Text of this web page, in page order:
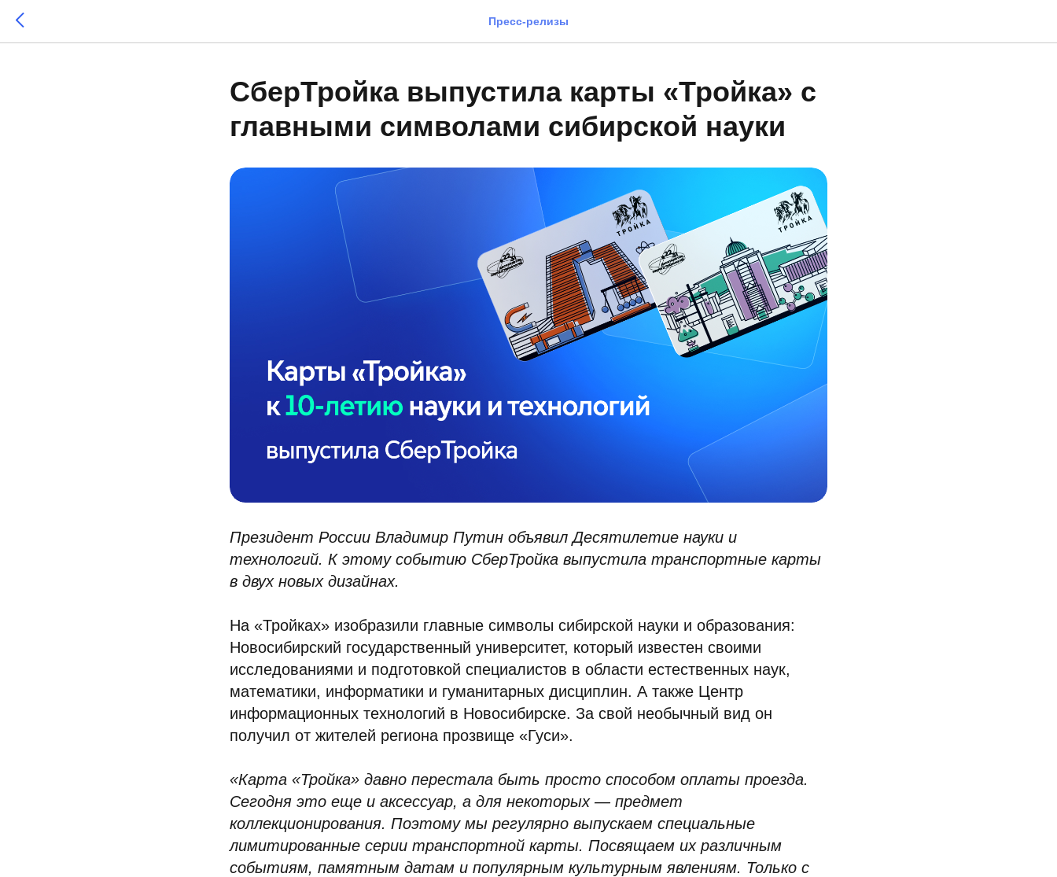
Пресс-релизы
СберТройка выпустила карты «Тройка» с
главными символами сибирской науки
Президент России Владимир Путин объявил Десятилетие науки и
технологий. К этому событию СберТройка выпустила транспортные карты
в двух новых дизайнах.
На «Тройках» изобразили главные символы сибирской науки и образования:
Новосибирский государственный университет, который известен своими
исследованиями и подготовкой специалистов в области естественных наук,
математики, информатики и гуманитарных дисциплин. А также Центр
информационных технологий в Новосибирске. За свой необычный вид он
получил от жителей региона прозвище «Гуси».
«Карта «Тройка» давно перестала быть просто способом оплаты проезда.
Сегодня это еще и аксессуар, а для некоторых — предмет
коллекционирования. Поэтому мы регулярно выпускаем специальные
лимитированные серии транспортной карты. Посвящаем их различным
событиям, памятным датам и популярным культурным явлениям. Только с